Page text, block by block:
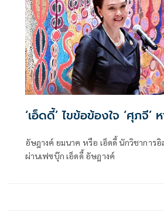
‘เอ็ดดี้’ ไขข้อข้องใจ ‘ศุภจี’
อัษฎางค์ ยมนาค หรือ เอ็ดดี้ นักวิชาการ
ผ่านเฟซบุ๊ก เอ็ดดี้ อัษฎางค์